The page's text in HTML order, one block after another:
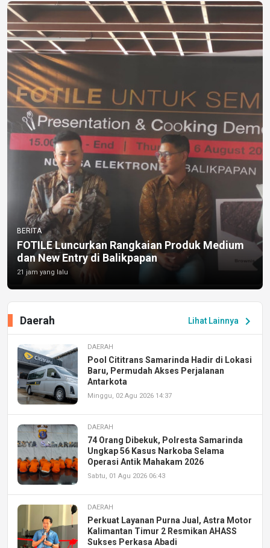
BERITA
FOTILE Luncurkan Rangkaian Produk Medium
dan New Entry di Balikpapan
21 jam yang lalu
Lihat Lainnya chevron_right
Daerah
DAERAH
Pool Cititrans Samarinda Hadir di Lokasi
Baru, Permudah Akses Perjalanan
Antarkota
Minggu, 02 Agu 2026 14:37
DAERAH
74 Orang Dibekuk, Polresta Samarinda
Ungkap 56 Kasus Narkoba Selama
Operasi Antik Mahakam 2026
Sabtu, 01 Agu 2026 06:43
DAERAH
Perkuat Layanan Purna Jual, Astra Motor
Kalimantan Timur 2 Resmikan AHASS
Sukses Perkasa Abadi